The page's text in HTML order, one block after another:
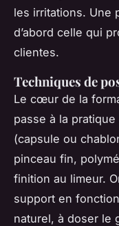
les irritations. Une
d’abord celle qui
clientes.
Techniques de
Le cœur de la
passe à la
(capsule ou
pinceau fin,
finition au limeur.
support en
naturel, à doser le